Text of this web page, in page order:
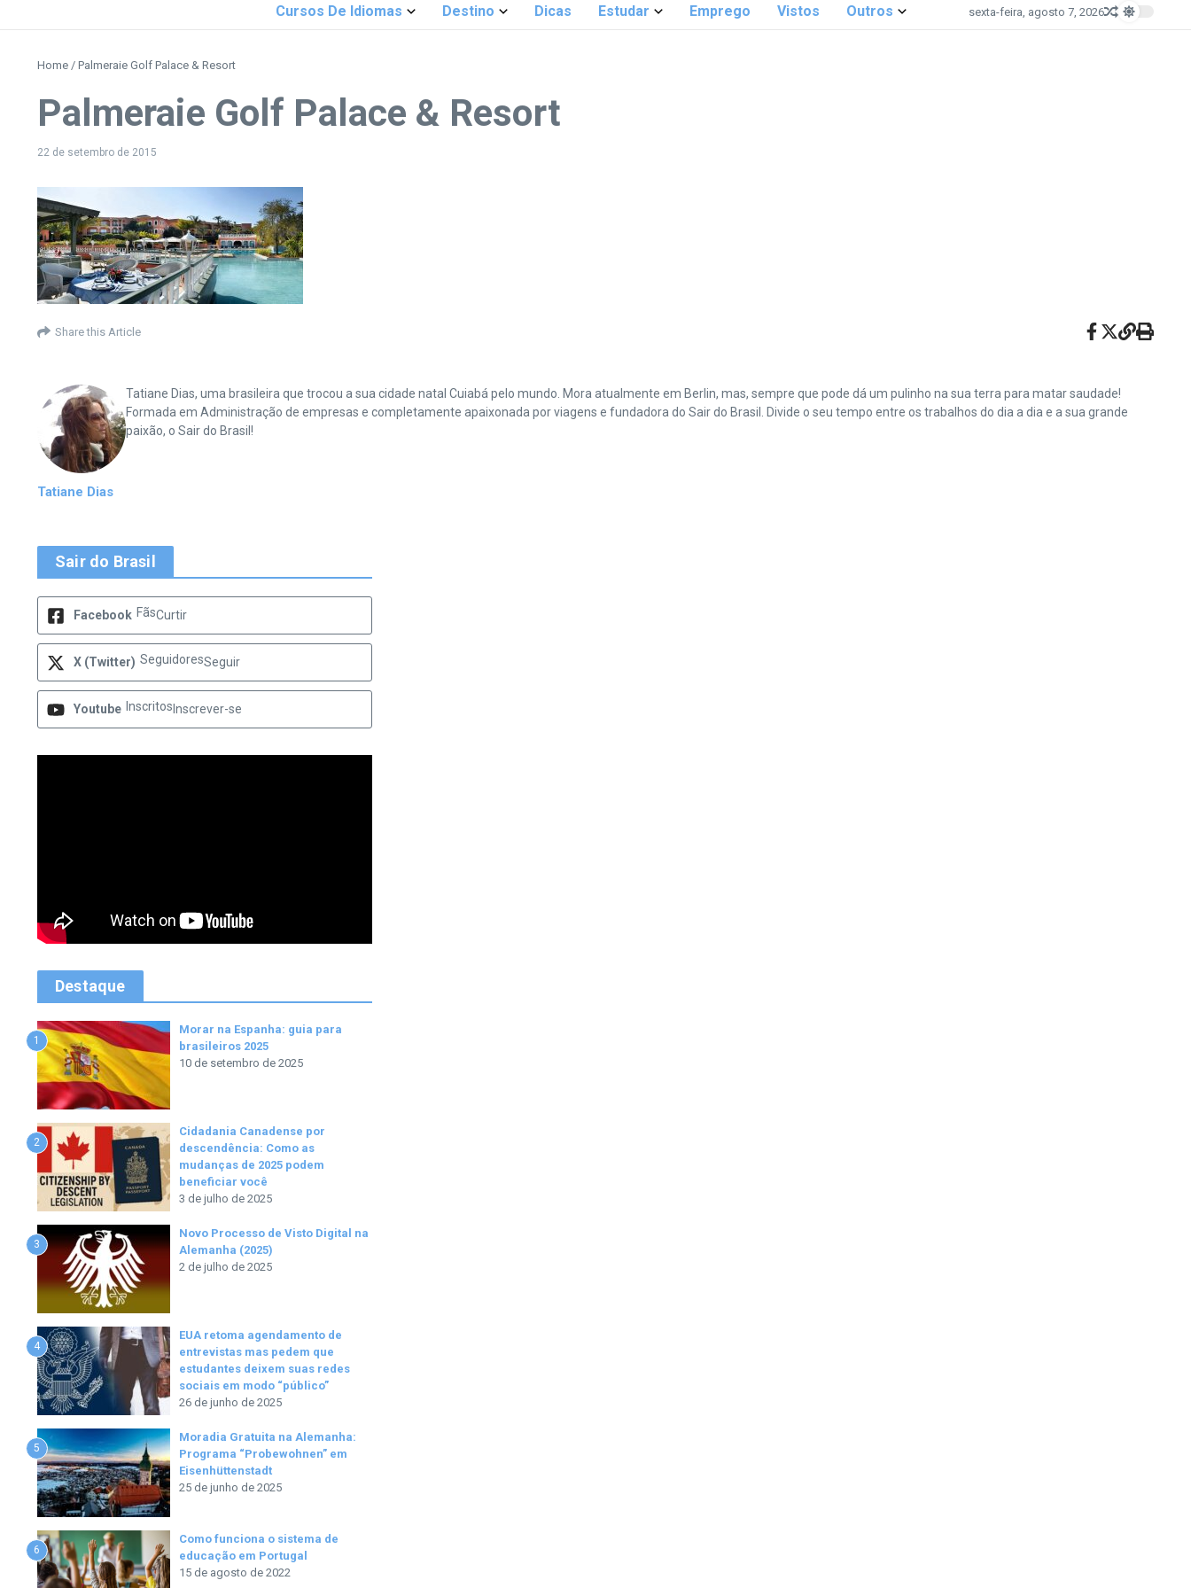
Cursos De Idiomas Destino Dicas Estudar Emprego Vistos Outros sexta-feira, agosto 7, 2026
Home / Palmeraie Golf Palace & Resort
Palmeraie Golf Palace & Resort
22 de setembro de 2015
Share this Article
Tatiane Dias
Tatiane Dias, uma brasileira que trocou a sua cidade natal Cuiabá pelo mundo. Mora atualmente em Berlin, mas, sempre que pode dá um pulinho na sua terra para matar saudade!
Formada em Administração de empresas e completamente apaixonada por viagens e fundadora do Sair do Brasil. Divide o seu tempo entre os trabalhos do dia a dia e a sua grande
paixão, o Sair do Brasil!
Sair do Brasil
Facebook FãsCurtir
X (Twitter) SeguidoresSeguir
Youtube Inscritos Inscrever-se
Destaque
1
Morar na Espanha: guia para
brasileiros 2025
10 de setembro de 2025
2
Cidadania Canadense por
descendência: Como as
mudanças de 2025 podem
beneficiar você
3 de julho de 2025
3
Novo Processo de Visto Digital na
Alemanha (2025)
2 de julho de 2025
4
EUA retoma agendamento de
entrevistas mas pedem que
estudantes deixem suas redes
sociais em modo “público”
26 de junho de 2025
5
Moradia Gratuita na Alemanha:
Programa “Probewohnen” em
Eisenhüttenstadt
25 de junho de 2025
6
Como funciona o sistema de
educação em Portugal
15 de agosto de 2022